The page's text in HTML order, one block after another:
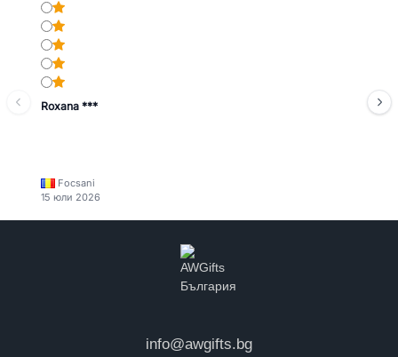
Roxana ***
Focsani
15 юли 2026
info@awgifts.bg